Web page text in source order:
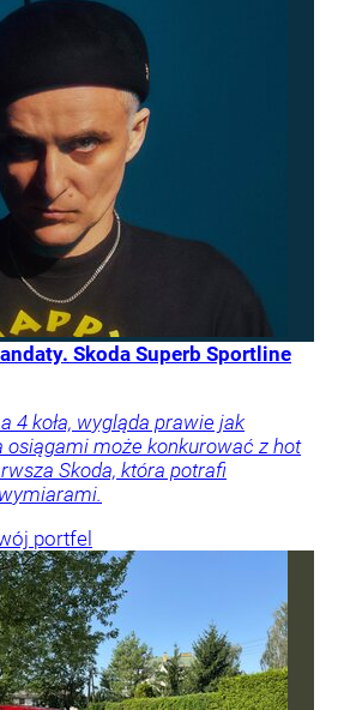
Skoda Superb Sportline
4 koła, wygląda prawie jak
osiągami może konkurować z hot
Skoda, która potrafi
portfel